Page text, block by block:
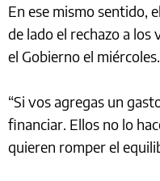
En ese mismo sentido,
de lado el rechazo a los
el Gobierno el miércoles.
“Si vos agregas un
financiar. Ellos no lo
quieren romper el